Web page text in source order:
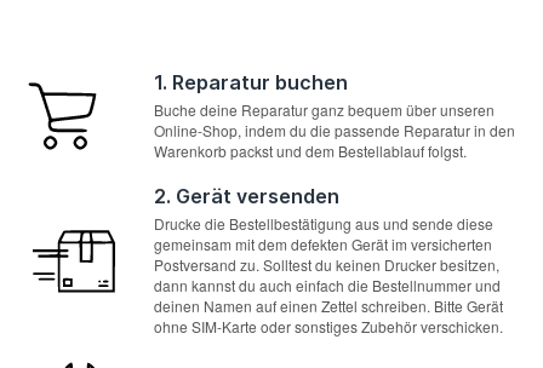
1. Reparatur buchen
Buche deine Reparatur ganz bequem über unseren
Online-Shop, indem du die passende Reparatur in den
Warenkorb packst und dem Bestellablauf folgst.
2. Gerät versenden
Drucke die Bestellbestätigung aus und sende diese
gemeinsam mit dem defekten Gerät im versicherten
Postversand zu. Solltest du keinen Drucker besitzen,
dann kannst du auch einfach die Bestellnummer und
deinen Namen auf einen Zettel schreiben. Bitte Gerät
ohne SIM-Karte oder sonstiges Zubehör verschicken.